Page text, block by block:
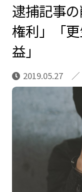
逮捕記事
権利」「
益」
2019.05.27